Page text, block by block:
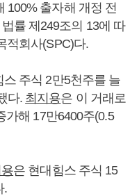
100% 출자해 개정 전
률 제249조의 13에 따
적회사(SPC)다.
스 주식 2만5천주를 늘
다. 최지용은 이 거래로
가해 17만6400주(0.5
은 현대힘스 주식 15
.